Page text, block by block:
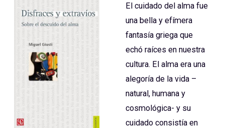
El cuidado del alma fue
una bella y efímera
fantasía griega que
echó raíces en nuestra
cultura. El alma era una
alegoría de la vida –
natural, humana y
cosmológica- y su
cuidado consistía en